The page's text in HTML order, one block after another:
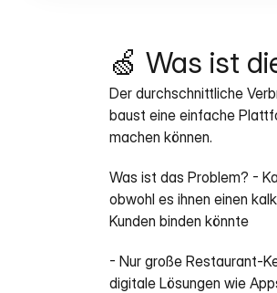
🍏 Was ist
Der durchschnittliche
baust eine einfache
machen können.
Was ist das Problem? -
obwohl es ihnen einen
Kunden binden könnte
- Nur große Restaurant-
digitale Lösungen wie